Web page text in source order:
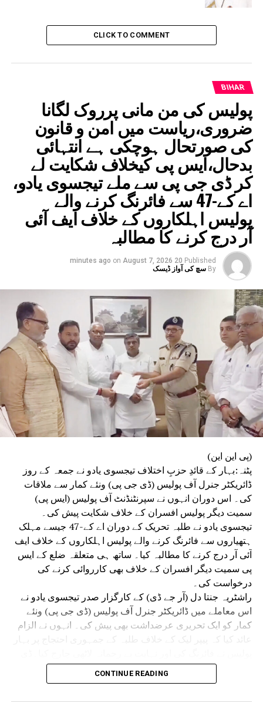
CLICK TO COMMENT
BIHAR
پولیس کی من مانی پرروک لگانا
ضروری،ریاست میں امن و قانون
کی صورتحال ہوچکی ہے انتہائی
بدحال،ایس پی کیخلاف شکایت لے
کر ڈی جی پی سے ملے تیجسوی یادو،
اے کے-47 سے فائرنگ کرنے والے
پولیس اہلکاروں کے خلاف ایف آئی
آر درج کرنے کا مطالبہ
Published
20 minutes ago
on August 7, 2026
By سچ کی آواز ڈیسک
(پی این این)
پٹنہ:بہار کے قائدِ حزبِ اختلاف تیجسوی یادو نے جمعہ کے روز
ڈائریکٹر جنرل آف پولیس (ڈی جی پی) ونئے کمار سے ملاقات
کی۔ اس دوران انہوں نے سپرنٹنڈنٹ آف پولیس (ایس پی)
سمیت دیگر پولیس افسران کے خلاف شکایت پیش کی۔
تیجسوی یادو نے طلبہ تحریک کے دوران اے کے-47 جیسے مہلک
ہتھیاروں سے فائرنگ کرنے والے پولیس اہلکاروں کے خلاف ایف
آئی آر درج کرنے کا مطالبہ کیا۔ ساتھ ہی متعلقہ ضلع کے ایس
پی سمیت دیگر افسران کے خلاف بھی کارروائی کرنے کی
درخواست کی۔
راشٹریہ جنتا دل (آر جے ڈی) کے کارگزار صدر تیجسوی یادو نے
اس معاملے میں ڈائریکٹر جنرل آف پولیس (ڈی جی پی) ونئے
کمار کو ایک تحریری عرضداشت بھی پیش کی۔ انہوں نے الزام
جی پی ونئے کمار سے ملاقات کے موقع پر تیجسوی یادو کے
ہمراہ آر جے ڈی کے سینئر رہنما عبدالباری صدیقی، منگنی لال
CONTINUE READING